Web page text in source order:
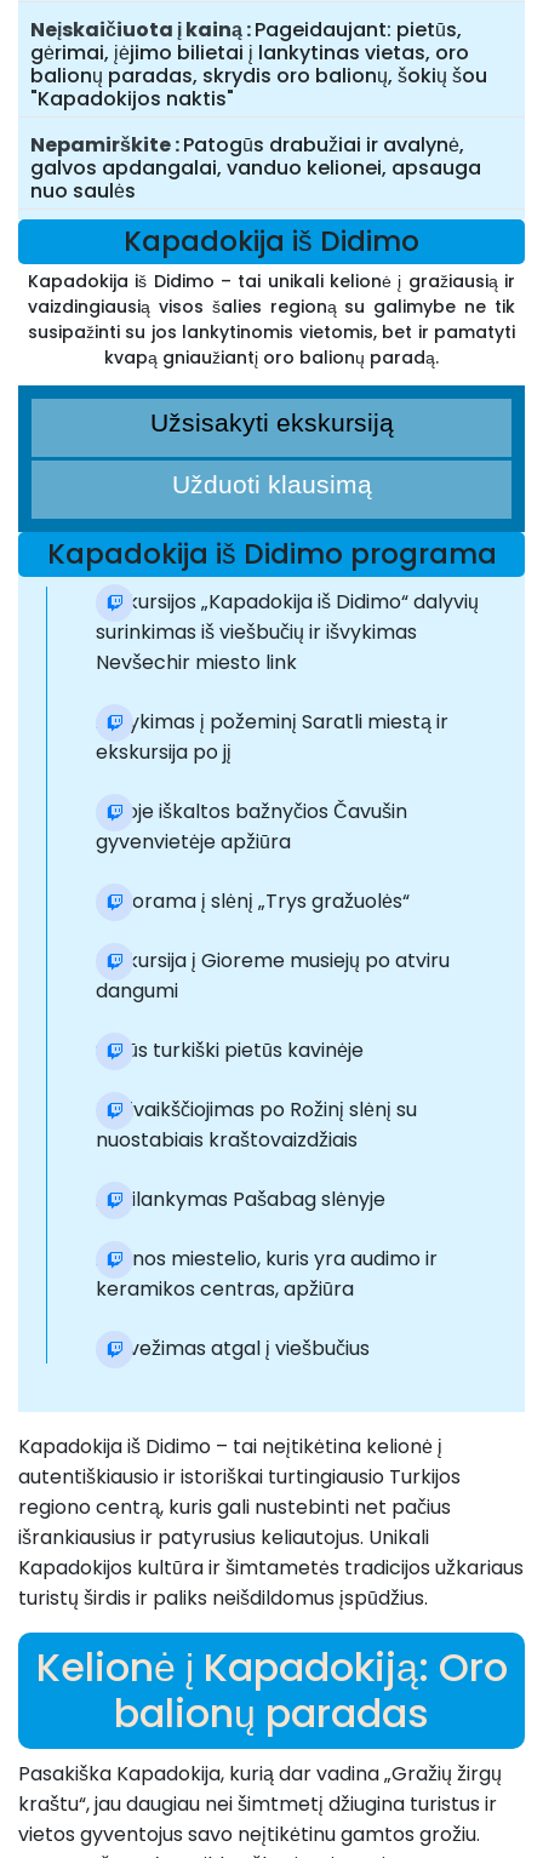
Neįskaičiuota į kainą Pageidaujant: pietūs,
gėrimai, įėjimo bilietai į lankytinas vietas, oro
balionų paradas, skrydis oro balionų, šokių šou
"Kapadokijos naktis"
Nepamirškite Patogūs drabužiai ir avalynė,
galvos apdangalai, vanduo kelionei, apsauga
nuo saulės
Kapadokija iš Didimo
Kapadokija iš Didimo – tai unikali kelionė į gražiausią ir
vaizdingiausią visos šalies regioną su galimybe ne tik
susipažinti su jos lankytinomis vietomis, bet ir pamatyti
kvapą gniaužiantį oro balionų paradą.
Užsisakyti ekskursiją
Užduoti klausimą
Kapadokija iš Didimo programa
Ekskursijos „Kapadokija iš Didimo“ dalyvių
surinkimas iš viešbučių ir išvykimas
Nevšechir miesto link
Atvykimas į požeminį Saratli miestą ir
ekskursija po jį
Uoloje iškaltos bažnyčios Čavušin
gyvenvietėje apžiūra
Panorama į slėnį „Trys gražuolės“
Ekskursija į Gioreme musiejų po atviru
dangumi
Sotūs turkiški pietūs kavinėje
Pasivaikščiojimas po Rožinį slėnį su
nuostabiais kraštovaizdžiais
Apsilankymas Pašabag slėnyje
Avanos miestelio, kuris yra audimo ir
keramikos centras, apžiūra
Pervežimas atgal į viešbučius
Kapadokija iš Didimo – tai neįtikėtina kelionė į
autentiškiausio ir istoriškai turtingiausio Turkijos
regiono centrą, kuris gali nustebinti net pačius
išrankiausius ir patyrusius keliautojus. Unikali
Kapadokijos kultūra ir šimtametės tradicijos užkariaus
turistų širdis ir paliks neišdildomus įspūdžius.
Kelionė į Kapadokiją: Oro
balionų paradas
Pasakiška Kapadokija, kurią dar vadina „Gražių žirgų
kraštu“, jau daugiau nei šimtmetį džiugina turistus ir
vietos gyventojus savo neįtikėtinu gamtos grožiu.